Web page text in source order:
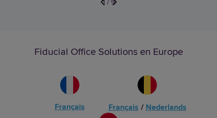
Fiducial Office Solutions en Europe
Français Français / Nederlands